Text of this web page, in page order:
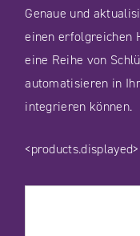
Genaue und
einen erfolgreichen
eine Reihe von
automatisieren in
integrieren können.
<products.displayed>